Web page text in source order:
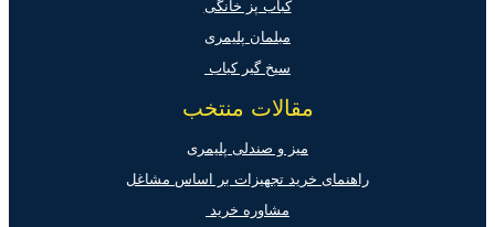
کباب پز خانگی
مبلمان پلیمری
سیخ گیر کباب
مقالات منتخب
میز و صندلی پلیمری
راهنمای خرید تجهیزات بر اساس مشاغل
مشاوره خرید